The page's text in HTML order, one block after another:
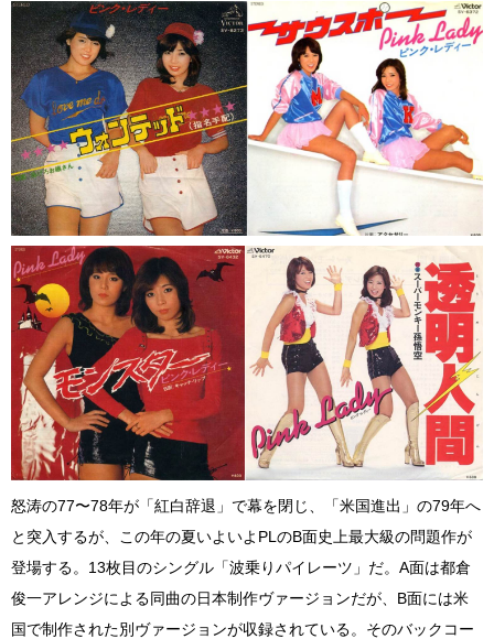
怒涛の77〜78年が「紅白辞退」で幕を閉じ、「米国進出」の79年へ
と突入するが、この年の夏いよいよPLのB面史上最大級の問題作が
登場する。13枚目のシングル「波乗りパイレーツ」だ。A面は都倉
俊一アレンジによる同曲の日本制作ヴァージョンだが、B面には米
国で制作された別ヴァージョンが収録されている。そのバックコー